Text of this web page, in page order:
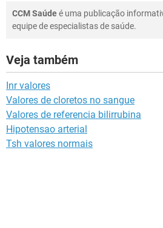
CCM Saúdeé uma publicação
equipe de especialistas de saúde.
Veja também
Inr valores
Valores de cloretos no sangue
Valores de referencia bilirrubina
Hipotensao arterial
Tsh valores normais